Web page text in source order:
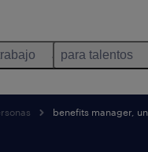
para talentos
benefits manager,